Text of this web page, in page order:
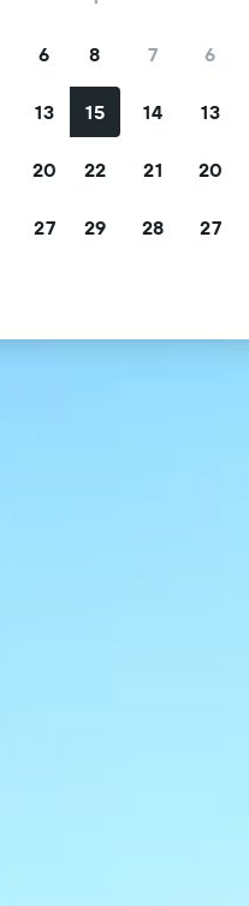
6
7
8
13
14
15
20
21
22
27
28
29
6
13
20
27